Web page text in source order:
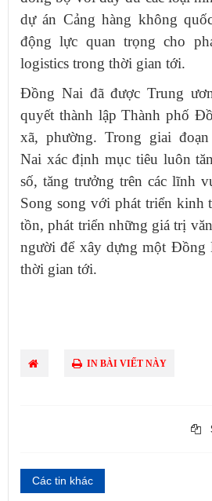
dự án Cảng hàng không
động lực quan trọng cho
logistics trong thời gian tới.
Đồng Nai đã được Trung
quyết thành lập Thành phố
xã, phường. Trong giai
Nai xác định mục tiêu luôn
số, tăng trưởng trên các lĩnh
Song song với phát triển kinh
tồn, phát triển những giá trị
người để xây dựng một Đồng
thời gian tới.
IN BÀI VIẾT NÀY
Các tin khác